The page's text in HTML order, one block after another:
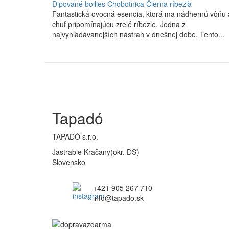
Dipované boilies Chobotnica Čierna ríbezľa
Fantastická ovocná esencia, ktorá ma nádhernú vôňu
chuť pripomínajúcu zrelé ríbezle. Jedna z
najvyhľadávanejších nástrah v dnešnej dobe. Tento...
Tapadó
TAPADÓ s.r.o.
Jastrabie Kračany(okr. DS)
Slovensko
+421 905 267 710
info@tapado.sk